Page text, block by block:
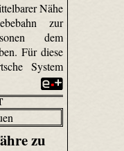
Nähe
zur
dem
Für diese
System
zu